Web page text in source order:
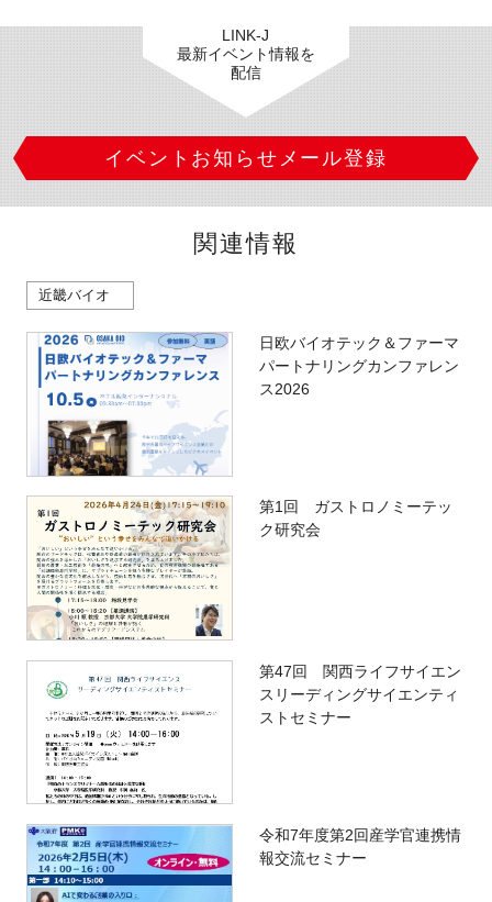
LINK-J
最新イベント情報を
配信
イベントお知らせメール登録
関連情報
近畿バイオ
日欧バイオテック＆ファーマ
パートナリングカンファレン
ス2026
第1回 ガストロノミーテッ
ク研究会
第47回 関西ライフサイエン
スリーディングサイエンティ
ストセミナー
令和7年度第2回産学官連携情
報交流セミナー